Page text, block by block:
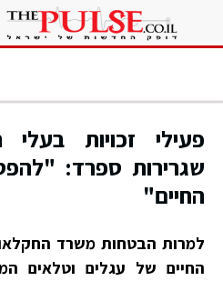
פעילי זכויות בעלי
שגרירות ספרד:
החיים"
למרות הבטחות משרד
החיים של עגלים וטלאים